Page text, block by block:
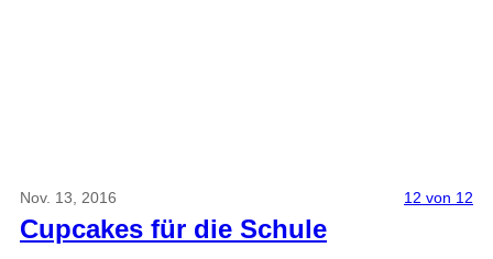
Nov. 13, 2016 12 von 12
Cupcakes für die Schule